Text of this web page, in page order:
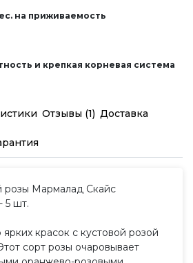
на приживаемость
и крепкая корневая система
Отзывы (1) Доставка
розы Мармалад Скайс
5 шт.
красок с кустовой розой
сорт розы очаровывает